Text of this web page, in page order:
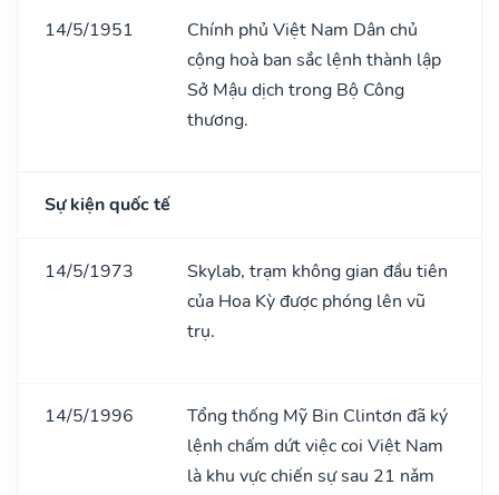
14/5/1951
Chính phủ Việt Nam Dân chủ
cộng hoà ban sắc lệnh thành lập
Sở Mậu dịch trong Bộ Công
thương.
Sự kiện quốc tế
14/5/1973
Skylab, trạm không gian đầu tiên
của Hoa Kỳ được phóng lên vũ
trụ.
14/5/1996
Tổng thống Mỹ Bin Clintơn đã ký
lệnh chấm dứt việc coi Việt Nam
là khu vực chiến sự sau 21 nǎm